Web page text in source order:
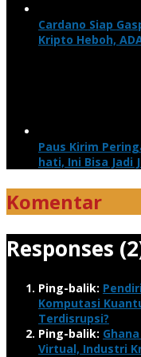
Cardano Siap
Kripto Heboh,
Paus Kirim
hati, Ini Bisa Jadi
Komentar
Responses
Ping-balik:
Komputasi
Terdisrupsi?
Ping-balik:
Virtual, Industri